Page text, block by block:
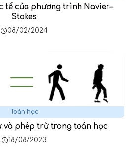
tế của phương trình Navier–
Stokes
08/02/2024
Toán học
và phép trừ trong toán học
18/08/2023